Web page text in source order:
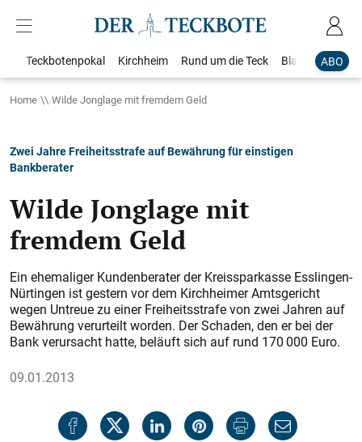
ABO
Teckbotenpokal Kirchheim Rund um die Teck Blaulicht
Home Wilde Jonglage mit fremdem Geld
Zwei Jahre Freiheitsstrafe auf Bewährung für einstigen
Bankberater
Wilde Jonglage mit
fremdem Geld
Ein ehemaliger Kundenberater der Kreissparkasse Esslingen-
Nürtingen ist gestern vor dem Kirchheimer Amtsgericht
wegen Untreue zu einer Freiheitsstrafe von zwei Jahren auf
Bewährung verurteilt worden. Der Schaden, den er bei der
Bank verursacht hatte, beläuft sich auf rund 170 000 Euro.
09.01.2013